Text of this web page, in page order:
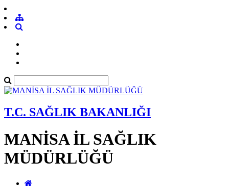
T.C. SAĞLIK BAKANLIĞI
MANİSA İL SAĞLIK
MÜDÜRLÜĞÜ